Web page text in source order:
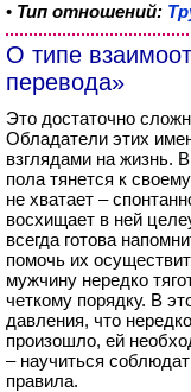
• Тип отношений:
О типе
перевода»
Это достаточно
Обладатели этих
взглядами на жизнь.
пола тянется к
не хватает –
восхищает в ней
всегда готова
помочь их
мужчину нередко
четкому порядку. В
давления, что
произошло, ей
– научиться
правила.